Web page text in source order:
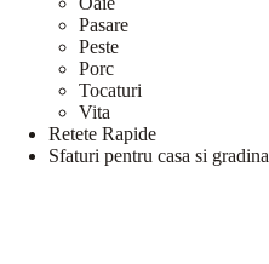
Pasare
Peste
Porc
Tocaturi
Vita
Retete Rapide
Sfaturi pentru casa si gradina